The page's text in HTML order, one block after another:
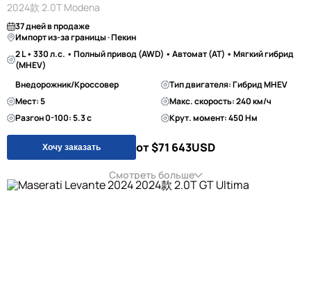
2024款 2.0T Modena
37 дней в продаже
Импорт из-за границы · Пекин
2 L • 330 л.с. • Полный привод (AWD) • Автомат (AT) • Мягкий гибрид
(MHEV)
Внедорожник/Кроссовер
Тип двигателя: Гибрид MHEV
Мест: 5
Макс. скорость: 240 км/ч
Разгон 0-100: 5.3 с
Крут. момент: 450 Нм
Хочу заказать от $71 643USD
Смотреть больше